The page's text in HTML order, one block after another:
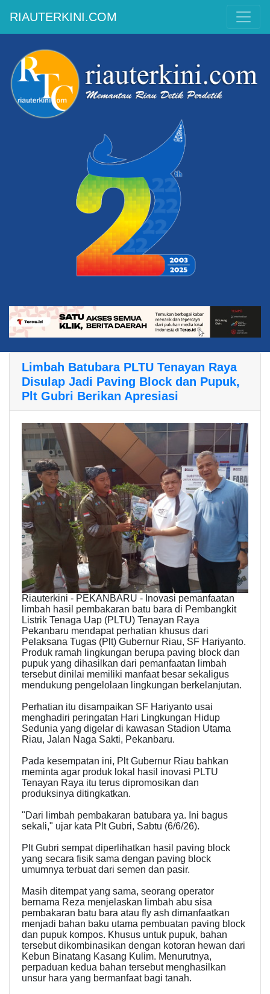
RIAUTERKINI.COM
Limbah Batubara PLTU Tenayan Raya
Disulap Jadi Paving Block dan Pupuk,
Plt Gubri Berikan Apresiasi
Riauterkini - PEKANBARU - Inovasi pemanfaatan
limbah hasil pembakaran batu bara di Pembangkit
Listrik Tenaga Uap (PLTU) Tenayan Raya
Pekanbaru mendapat perhatian khusus dari
Pelaksana Tugas (Plt) Gubernur Riau, SF Hariyanto.
Produk ramah lingkungan berupa paving block dan
pupuk yang dihasilkan dari pemanfaatan limbah
tersebut dinilai memiliki manfaat besar sekaligus
mendukung pengelolaan lingkungan berkelanjutan.
Perhatian itu disampaikan SF Hariyanto usai
menghadiri peringatan Hari Lingkungan Hidup
Sedunia yang digelar di kawasan Stadion Utama
Riau, Jalan Naga Sakti, Pekanbaru.
Pada kesempatan ini, Plt Gubernur Riau bahkan
meminta agar produk lokal hasil inovasi PLTU
Tenayan Raya itu terus dipromosikan dan
produksinya ditingkatkan.
"Dari limbah pembakaran batubara ya. Ini bagus
sekali," ujar kata Plt Gubri, Sabtu (6/6/26).
Plt Gubri sempat diperlihatkan hasil paving block
yang secara fisik sama dengan paving block
umumnya terbuat dari semen dan pasir.
Masih ditempat yang sama, seorang operator
bernama Reza menjelaskan limbah abu sisa
pembakaran batu bara atau fly ash dimanfaatkan
menjadi bahan baku utama pembuatan paving block
dan pupuk kompos. Khusus untuk pupuk, bahan
tersebut dikombinasikan dengan kotoran hewan dari
Kebun Binatang Kasang Kulim. Menurutnya,
perpaduan kedua bahan tersebut menghasilkan
unsur hara yang bermanfaat bagi tanah.